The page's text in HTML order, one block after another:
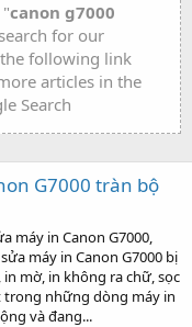
canon g7000
for our
following link
articles in the
Search
G7000 tràn bộ
máy in Canon G7000,
máy in Canon G7000 bị
mờ, in không ra chữ, sọc
trong những dòng máy in
và đang...